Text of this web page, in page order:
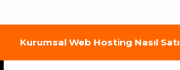
Kurumsal Web Hosting Nasıl